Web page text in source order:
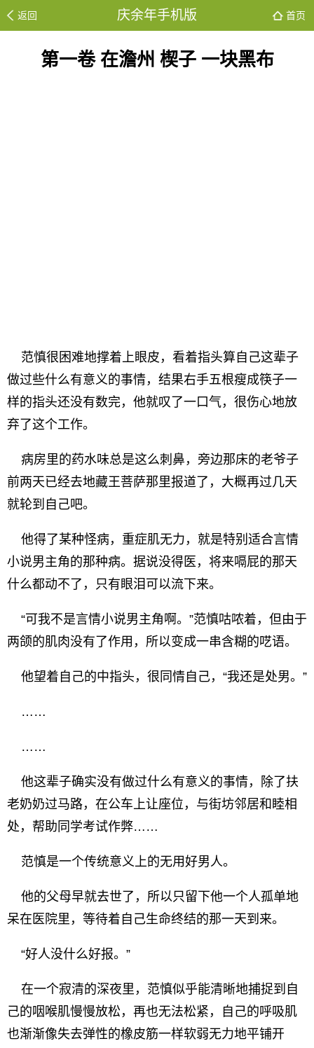
返回 庆余年手机版 首页
第一卷 在澹州 楔子 一块黑布
范慎很困难地撑着上眼皮，看着指头算自己这辈子
做过些什么有意义的事情，结果右手五根瘦成筷子一
样的指头还没有数完，他就叹了一口气，很伤心地放
弃了这个工作。
病房里的药水味总是这么刺鼻，旁边那床的老爷子
前两天已经去地藏王菩萨那里报道了，大概再过几天
就轮到自己吧。
他得了某种怪病，重症肌无力，就是特别适合言情
小说男主角的那种病。据说没得医，将来嗝屁的那天
什么都动不了，只有眼泪可以流下来。
“可我不是言情小说男主角啊。”范慎咕哝着，但由于
两颌的肌肉没有了作用，所以变成一串含糊的呓语。
他望着自己的中指头，很同情自己，“我还是处男。”
……
……
他这辈子确实没有做过什么有意义的事情，除了扶
老奶奶过马路，在公车上让座位，与街坊邻居和睦相
处，帮助同学考试作弊……
范慎是一个传统意义上的无用好男人。
他的父母早就去世了，所以只留下他一个人孤单地
呆在医院里，等待着自己生命终结的那一天到来。
“好人没什么好报。”
在一个寂清的深夜里，范慎似乎能清晰地捕捉到自
己的咽喉肌慢慢放松，再也无法松紧，自己的呼吸肌
也渐渐像失去弹性的橡皮筋一样软弱无力地平铺开